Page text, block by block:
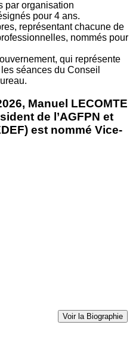
par organisation
pour 4 ans.
représentant chacune de
nommés pour
qui représente
séances du Conseil
Manuel LECOMTE
de l’AGFPN et
est nommé Vice-
Voir la Biographie